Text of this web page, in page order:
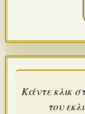
Κάντε κλικ
του